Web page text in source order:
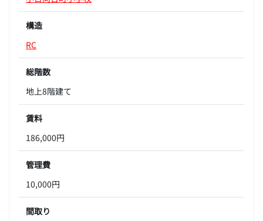
構造
RC
総階数
地上8階建て
賃料
186,000円
管理費
10,000円
間取り